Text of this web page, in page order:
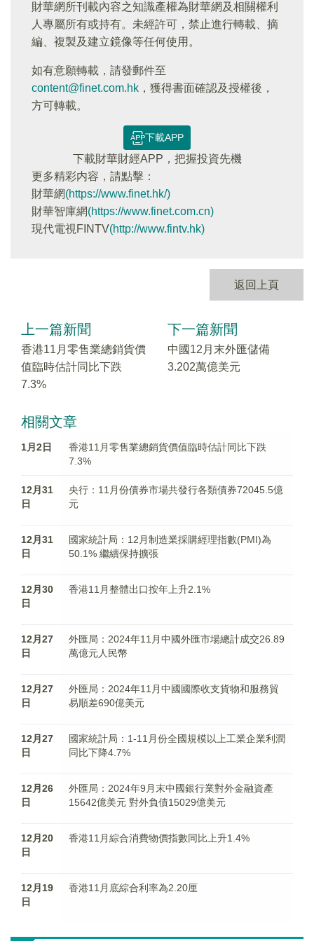
財華網所刊載內容之知識產權為財華網及相關權利
人專屬所有或持有。未經許可，禁止進行轉載、摘
編、複製及建立鏡像等任何使用。
如有意願轉載，請發郵件至
content@finet.com.hk ，獲得書面確認及授權後，
方可轉載。
下載APP
下載財華財經APP，把握投資先機
更多精彩内容，請點擊：
財華網(https://www.finet.hk/)
財華智庫網(https://www.finet.com.cn)
現代電視FINTV(http://www.fintv.hk)
返回上頁
上一篇新聞
香港11月零售業總銷貨價
值臨時估計同比下跌
7.3%
下一篇新聞
中國12月末外匯儲備
3.202萬億美元
相關文章
1月2日
香港11月零售業總銷貨價值臨時估計同比下跌
7.3%
12月31
日
央行：11月份債券市場共發行各類債券72045.5億
元
12月31
日
國家統計局：12月制造業採購經理指數(PMI)為
50.1% 繼續保持擴張
12月30
日
香港11月整體出口按年上升2.1%
12月27
日
外匯局：2024年11月中國外匯市場總計成交26.89
萬億元人民幣
12月27
日
外匯局：2024年11月中國國際收支貨物和服務貿
易順差690億美元
12月27
日
國家統計局：1-11月份全國規模以上工業企業利潤
同比下降4.7%
12月26
日
外匯局：2024年9月末中國銀行業對外金融資產
15642億美元 對外負債15029億美元
12月20
日
香港11月綜合消費物價指數同比上升1.4%
12月19
日
香港11月底綜合利率為2.20厘